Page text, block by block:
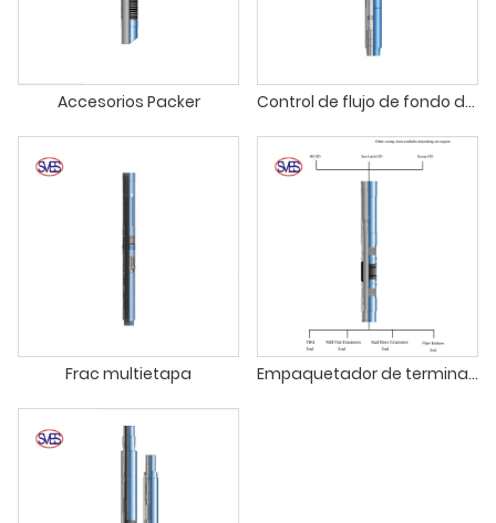
Accesorios Packer Control de flujo de fondo de pozo
Frac multietapa Empaquetador de terminación